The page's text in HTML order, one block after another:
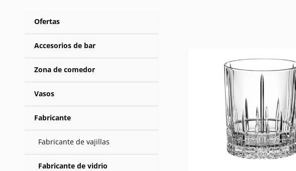
Ofertas
Accesorios de bar
Zona de comedor
Vasos
Fabricante
Fabricante de vajillas
Fabricante de vidrio